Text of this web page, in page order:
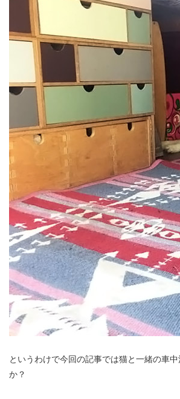
というわけで今回の記事では猫と一緒の車
か？